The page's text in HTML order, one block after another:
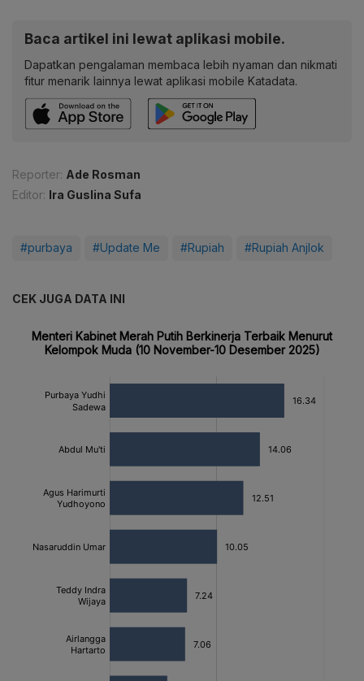
Baca artikel ini lewat aplikasi mobile.
Dapatkan pengalaman membaca lebih nyaman dan nikmati
fitur menarik lainnya lewat aplikasi mobile Katadata.
Reporter: Ade Rosman
Editor: Ira Guslina Sufa
#purbaya #Update Me #Rupiah #Rupiah Anjlok
CEK JUGA DATA INI